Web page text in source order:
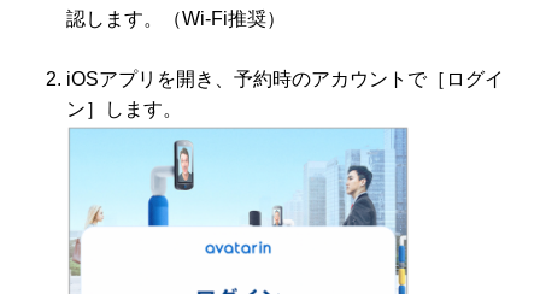
認します。（Wi-Fi推奨）
iOSアプリを開き、予約時のアカウントで［ログイ
ン］します。